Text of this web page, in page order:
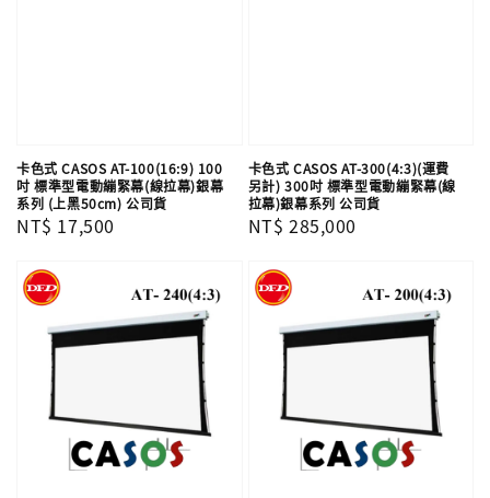
卡色式 CASOS AT-100(16:9) 100
吋 標準型電動繃緊幕(線拉幕)銀幕
系列 (上黑50cm) 公司貨
Regular
NT$ 17,500
卡色式 CASOS AT-300(4:3)(運費
另計) 300吋 標準型電動繃緊幕(線
拉幕)銀幕系列 公司貨
Regular
NT$ 285,000